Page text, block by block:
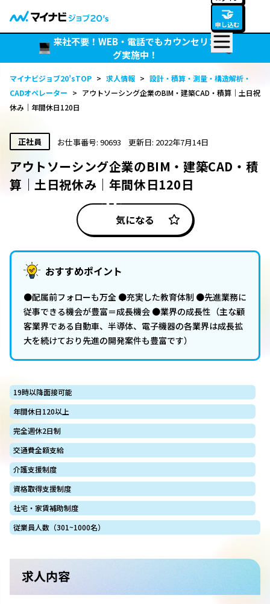
🤝
申し込む
来社不要！WEB・電話でもカウンセリン
グ実施中！
マイナビジョブ20’sTOP > 求人情報 > 設計・積算・測量・構造解析・
CADオペレーター > アウトソーシング企業のBIM・建築CAD・積算｜土日祝
休み｜年間休日120日
正社員 お仕事番号: 90693 更新日: 2022年7月14日
アウトソーシング企業のBIM・建築CAD・積
算｜土日祝休み｜年間休日120日
気になる
おすすめポイント
●配属前フォローも万全 ●充実した教育体制 ●先進業務に
従事できる機会が豊富＝成長機会 ●業界の成長性（主な顧
客業界である自動車、半導体、電子機器の各業界は成長拡
大を続けており先進の開発案件も豊富です）
19時以降面接可能
年間休日120以上
完全週休2日制
交通費全額支給
介護支援制度
資格取得支援制度
社宅・家賃補助制度
従業員人数（301~1000名）
求人内容